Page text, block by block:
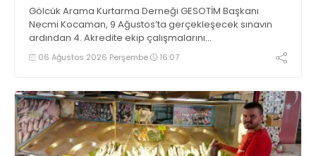
Gölcük Arama Kurtarma Derneği GESOTİM Başkanı
Necmi Kocaman, 9 Ağustos’ta gerçekleşecek sınavın
ardından 4. Akredite ekip çalışmalarını
tamamlayacaklarını ifade ederek açıklamalarda
bulundu. Kocaman, “Gölcük’te ve Kocaeli genelinde ses
06 Ağustos 2026 Perşembe 16:07